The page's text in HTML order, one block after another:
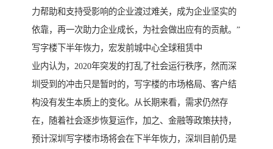
力帮助和支持受影响的企业渡过难关，成为企业坚实的
依靠，再一次助力企业成长，为社会做出应有的贡献。”
写字楼下半年恢力，宏发前城中心全球租赁中
业内认为，2020年突发的打乱了社会运行秩序，然而深
圳受到的冲击只是暂时的，写字楼的市场格局、客户结
构没有发生本质上的变化。从长期来看，需求仍然存
在，随着社会逐步恢复运作，加之、金融等政策扶持，
预计深圳写字楼市场将会在下半年恢力，深圳目前仍是